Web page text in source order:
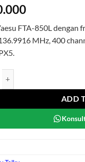
FTA-850L dengan
MHz, 400
ADD